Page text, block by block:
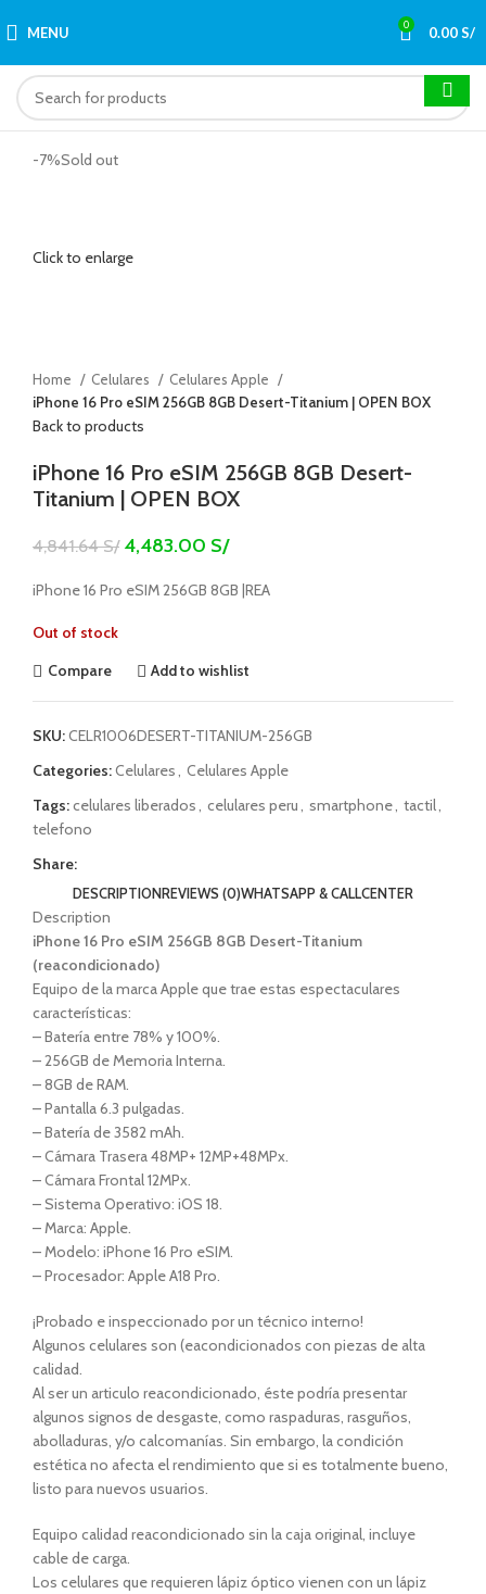
MENU 0 0.00S/
-7%Sold out
Click to enlarge
Home Celulares
Celulares Apple
iPhone 16 Pro eSIM 256GB 8GB Desert-Titanium | OPEN BOX
Back to products
iPhone 16 Pro eSIM 256GB 8GB Desert-
Titanium | OPEN BOX
4,841.64S/ 4,483.00 S/
iPhone 16 Pro eSIM 256GB 8GB |REA
Out of stock
Compare
Add to wishlist
SKU:CELR1006DESERT-TITANIUM-256GB
Categories:Celulares
Celulares Apple
Tags:celulares liberados celulares peru smartphone tactil
telefono
Share:
DESCRIPTIONREVIEWS (0)WHATSAPP & CALLCENTER
Description
iPhone 16 Pro eSIM 256GB 8GB Desert-Titanium
(reacondicionado)
Equipo de la marca Apple que trae estas espectaculares
características:
– Batería entre 78% y 100%.
– 256GB de Memoria Interna.
– 8GB de RAM.
– Pantalla 6.3 pulgadas.
– Batería de 3582 mAh.
– Cámara Trasera 48MP+ 12MP+48MPx.
– Cámara Frontal 12MPx.
– Sistema Operativo: iOS 18.
– Marca: Apple.
– Modelo: iPhone 16 Pro eSIM.
– Procesador: Apple A18 Pro.
¡Probado e inspeccionado por un técnico interno!
Algunos celulares son (eacondicionados con piezas de alta
calidad.
Al ser un articulo reacondicionado, éste podría presentar
algunos signos de desgaste, como raspaduras, rasguños,
abolladuras, y/o calcomanías. Sin embargo, la condición
estética no afecta el rendimiento que si es totalmente bueno,
listo para nuevos usuarios.
Equipo calidad reacondicionado sin la caja original, incluye
cable de carga.
Los celulares que requieren lápiz óptico vienen con un lápiz